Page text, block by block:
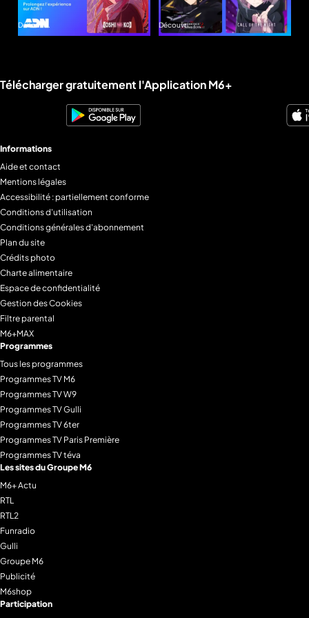
l'amour
Découvrez
ADN
Découvrez
ADN
Liens utiles M6+.
Télécharger gratuitement l'Application M6+
Informations
Aide et contact
Mentions légales
Accessibilité : partiellement conforme
Conditions d'utilisation
Conditions générales d'abonnement
Plan du site
Crédits photo
Charte alimentaire
Espace de confidentialité
Gestion des Cookies
Filtre parental
M6+MAX
Programmes
Tous les programmes
Programmes TV M6
Programmes TV W9
Programmes TV Gulli
Programmes TV 6ter
Programmes TV Paris Première
Programmes TV téva
Les sites du Groupe M6
M6+ Actu
RTL
RTL2
Funradio
Gulli
Groupe M6
Publicité
M6shop
Participation